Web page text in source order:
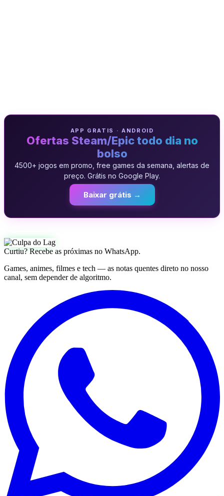
APP GRATIS · ANDROID
Ofertas Steam/Epic todo dia no
bolso
4500+ jogos em promo, free games da semana, alertas de
preço. Grátis no Google Play.
Baixar grátis →
Curtiu? Recebe as próximas no WhatsApp.
Games, animes, filmes e tech — as notas quentes direto no nosso
canal, sem depender de algoritmo.